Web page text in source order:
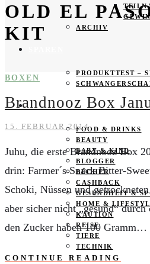
ARCHIV
PRODUKTTEST –
PRODUKTTESTER
FOOD & DRINKS
BEAUTY
BABY & KIND
BLOGGER
BÜCHER
CASHBACK
GESUNDHEIT &
HOME &
KAUTION
REISE
TIERE
TECHNIK
OLD EL
KIT
BOXEN
Brandnooz Box
15. FEBRUAR 2014
Juhu, die erste Brandnooz Box
drin: Farmer´s Snack Bitter-
Schoki, Nüssen und
aber sicher nicht „gesund“
den Zucker haben 100 Gramm…
CONTINUE READING